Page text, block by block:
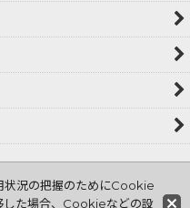
hasiden .All Rights
状況の把握のためにCookie
した場合、Cookieなどの設